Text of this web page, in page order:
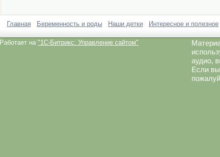
Главная Беременность и роды Наши детки Интересное и полезное
Работает на "1C-Битрикс: Управление сайтом"
аудио,
Если вы